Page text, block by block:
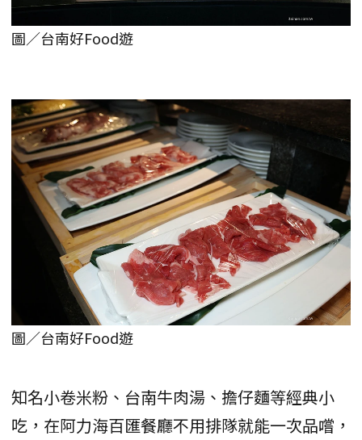
圖／台南好Food遊
圖／台南好Food遊
知名小卷米粉、台南牛肉湯、擔仔麵等經典小
吃，在阿力海百匯餐廳不用排隊就能一次品嚐，